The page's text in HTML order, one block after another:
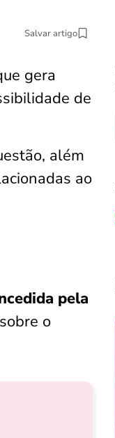
Salvar artigo
gera
de
além
ao
pela
o